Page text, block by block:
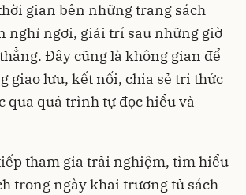
gian bên những trang sách
nghỉ ngơi, giải trí sau những giờ
Đây cũng là không gian để
giao lưu, kết nối, chia sẻ tri thức
qua quá trình tự đọc hiểu và
tham gia trải nghiệm, tìm hiểu
trong ngày khai trương tủ sách